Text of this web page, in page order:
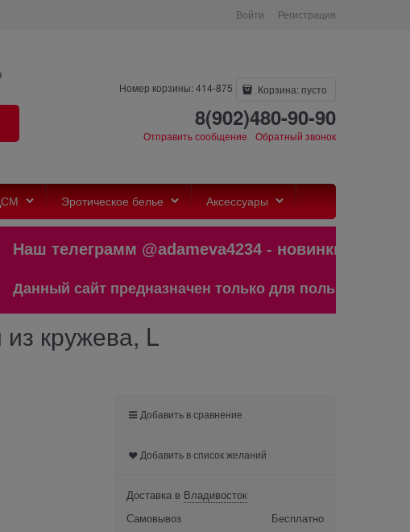
Войти Регистрация
Номер корзины: 414-875 Корзина: пусто
8(902)480-90-90
Отправить сообщение Обратный звонок
Эротическое белье Аксессуары
телеграмм @adameva4234 -
сайт предназначен только для пользователей
кружева, L
Добавить в сравнение
Добавить в список желаний
Доставка в Владивосток
Самовывоз
Бесплатно